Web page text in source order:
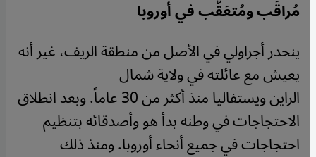
مُراقَب ومُتعَقَّب في أوروبا
ينحدر أجراولي في الأصل من منطقة الريف، غير أنه
يعيش مع عائلته في ولاية شمال
الراين ويستفاليا منذ أكثر من 30 عاماً. وبعد انطلاق
الاحتجاجات في وطنه بدأ هو وأصدقائه بتنظيم
احتجاجات في جميع أنحاء أوروبا. ومنذ ذلك